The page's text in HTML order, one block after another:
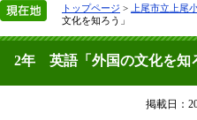
トップページ > 上尾市立上尾
文化を知ろう」
2年 英語「外国の文化を知
掲載日：